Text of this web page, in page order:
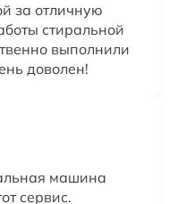
за отличную
стиральной
выполнили
доволен!
машина
сервис.